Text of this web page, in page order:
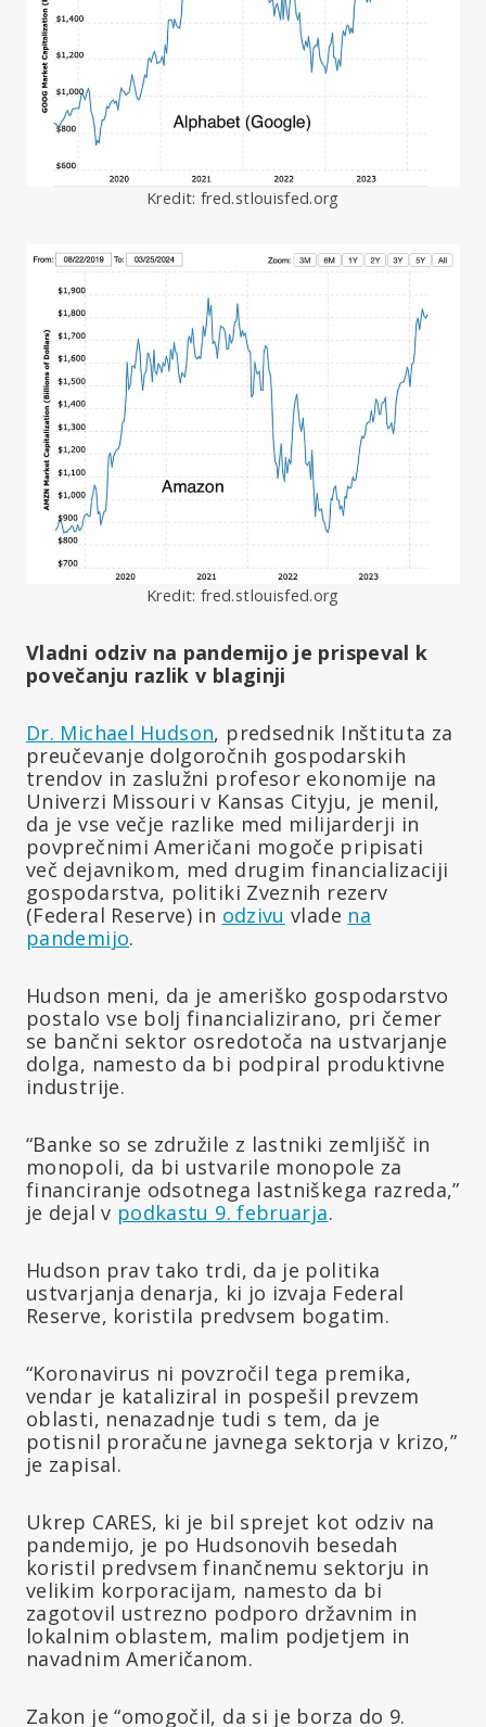
Kredit: fred.stlouisfed.org
Kredit: fred.stlouisfed.org
Vladni odziv na pandemijo je prispeval k
povečanju razlik v blaginji
Dr. Michael Hudson, predsednik Inštituta za
preučevanje dolgoročnih gospodarskih
trendov in zaslužni profesor ekonomije na
Univerzi Missouri v Kansas Cityju, je menil,
da je vse večje razlike med milijarderji in
povprečnimi Američani mogoče pripisati
več dejavnikom, med drugim financializaciji
gospodarstva, politiki Zveznih rezerv
(Federal Reserve) in odzivu vlade na
pandemijo.
Hudson meni, da je ameriško gospodarstvo
postalo vse bolj financializirano, pri čemer
se bančni sektor osredotoča na ustvarjanje
dolga, namesto da bi podpiral produktivne
industrije.
“Banke so se združile z lastniki zemljišč in
monopoli, da bi ustvarile monopole za
financiranje odsotnega lastniškega razreda,”
je dejal v podkastu 9. februarja.
Hudson prav tako trdi, da je politika
ustvarjanja denarja, ki jo izvaja Federal
Reserve, koristila predvsem bogatim.
“Koronavirus ni povzročil tega premika,
vendar je kataliziral in pospešil prevzem
oblasti, nenazadnje tudi s tem, da je
potisnil proračune javnega sektorja v krizo,”
je zapisal.
Ukrep CARES, ki je bil sprejet kot odziv na
pandemijo, je po Hudsonovih besedah
koristil predvsem finančnemu sektorju in
velikim korporacijam, namesto da bi
zagotovil ustrezno podporo državnim in
lokalnim oblastem, malim podjetjem in
navadnim Američanom.
Zakon je “omogočil, da si je borza do 9.